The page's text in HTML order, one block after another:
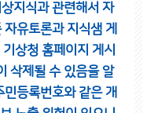
지식과 관련해서 자
자유토론과 지식샘 게
기상청 홈페이지 게시
삭제될 수 있음을 알
민등록번호와 같은 개